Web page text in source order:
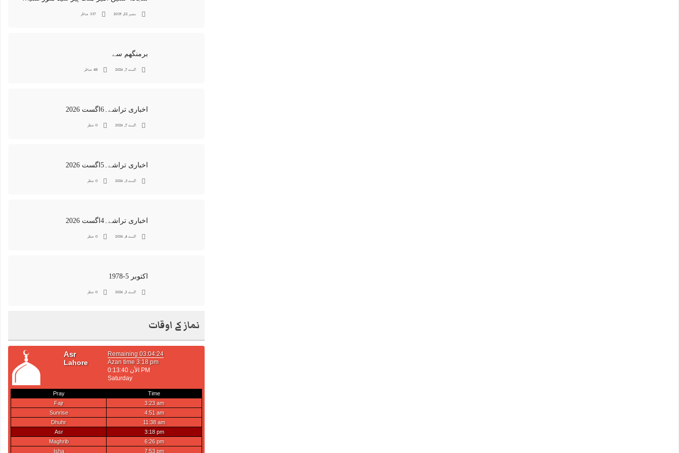
ستمبر 22, 2019 517 مناظر
برمنگھم سے
اگست 7, 2026 48 مناظر
اخباری تراشے۔6اگست 2026
اگست 7, 2026 0 منظر
اخباری تراشے۔5اگست 2026
اگست 5, 2026 0 منظر
اخباری تراشے۔4اگست 2026
اگست 4, 2026 0 منظر
اکتوبر 5-1978
اگست 3, 2026 0 منظر
نماز کے اوقات